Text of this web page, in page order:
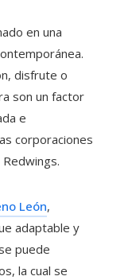
en una
disfrute o
son un factor
e
corporaciones
León,
adaptable y
puede
la cual se